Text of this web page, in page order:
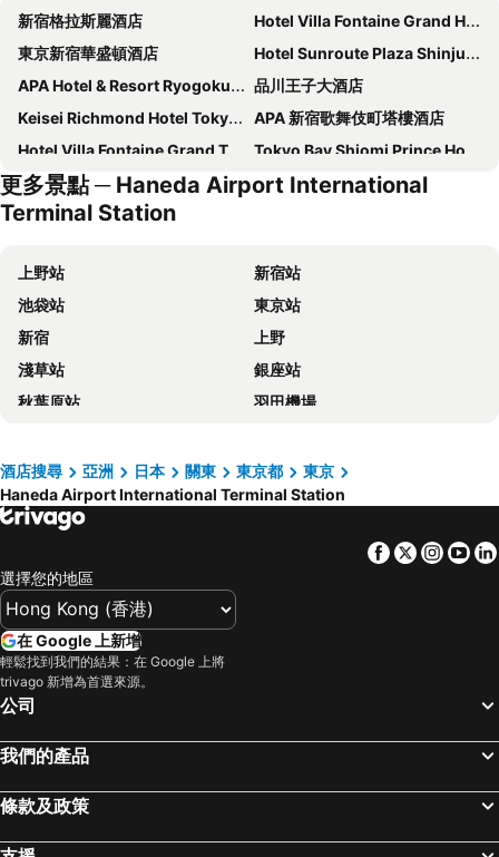
新宿格拉斯麗酒店
Hotel Villa Fontaine Grand Haneda Airport
東京新宿華盛頓酒店
Hotel Sunroute Plaza Shinjuku
APA Hotel & Resort Ryogoku Ekimae Tower
品川王子大酒店
Keisei Richmond Hotel Tokyo Kinshicho
APA 新宿歌舞伎町塔樓酒店
Hotel Villa Fontaine Grand Tokyo-ariake
Tokyo Bay Shiomi Prince Hotel
Richmond Hotel Premier Tokyo Schole
東京京王廣場酒店
東京黎凡特東武酒店
上野三井花園酒店
Onsen Ryokan Yuen Shinjuku
JR Kyushu Hotel Blossom Shinjuku
東京圓頂酒店
新宿格蘭貝爾酒店
Hotel Groove Shinjuku
APA Hotel Ueno Ekimae
La Vista Tokyo Bay
新宿王子大酒店
上野御徒町溫泉多米旅館
APA Hotel Asakusa Tawaramachi Ekimae
HOTEL MYSTAYS 龜戶
Keisei Richmond Hotel Tokyo Monzennakacho
Hotel Resol Ueno
Remm Akihabara
Mitsui Garden Hotel Gotanda
Daiwa Roynet Hotel Tokyo Kyobashi PREMIER
Hotel Metropolitan Tokyo Marunouchi
京成站前 APA 酒店
HOTEL MYSTAYS 上野 EAST
新宿西鐵酒店
hotel MONday Premium 上野御徒町
Hotel Metropolitan Edmont Tokyo
Hotel STAY&GO Iriyakita
更多景點 ─ Haneda Airport International
Terminal Station
上野站
新宿站
池袋站
東京站
新宿
上野
淺草站
銀座站
秋葉原站
羽田機場
澀谷站
成田國際機場
錦系釘站
草津溫泉
橫濱車站
Fujisan sacred place and source of artistic inspiration
日本橋站
Haneda Airport International Terminal Station
淺草寺
苗場滑雪場
六本木車站
原宿站
羽田機場 東京國際機場
酒店搜尋 亞洲 日本 關東 東京都
東京
Haneda Airport International Terminal Station
Facebook
Twitter
選擇您的地區
在 Google 上新增
輕鬆找到我們的結果：在 Google 上將
trivago 新增為首選來源。
公司
我們的產品
條款及政策